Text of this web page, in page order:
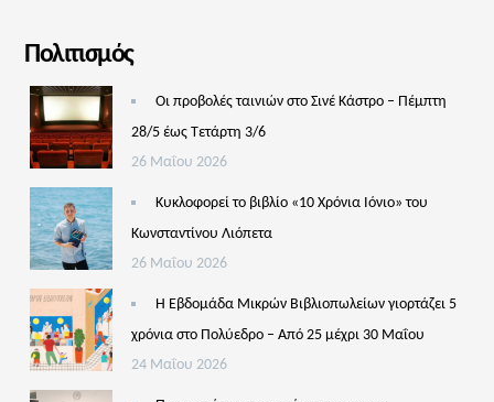
Πολιτισμός
Οι προβολές ταινιών στο Σινέ Κάστρο – Πέμπτη
28/5 έως Τετάρτη 3/6
26 Μαΐου 2026
Κυκλοφορεί το βιβλίο «10 Χρόνια Ιόνιο» του
Κωνσταντίνου Λιόπετα
26 Μαΐου 2026
Η Εβδομάδα Μικρών Βιβλιοπωλείων γιορτάζει 5
χρόνια στο Πολύεδρο – Από 25 μέχρι 30 Μαΐου
24 Μαΐου 2026